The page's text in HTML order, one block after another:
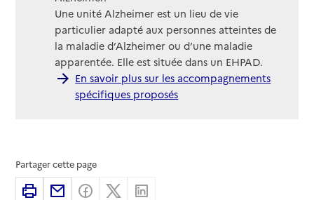
Une unité Alzheimer est un lieu de vie
particulier adapté aux personnes atteintes de
la maladie d’Alzheimer ou d’une maladie
apparentée. Elle est située dans un EHPAD.
En savoir plus sur les accompagnements
spécifiques proposés
Partager cette page
ImprimerPartager par email
Partager sur Facebook
Partager sur X